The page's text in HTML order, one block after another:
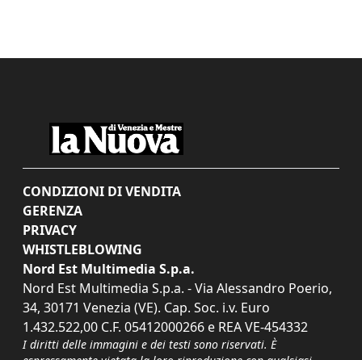
CONDIZIONI DI VENDITA
GERENZA
PRIVACY
WHISTLEBLOWING
Nord Est Multimedia S.p.a.
Nord Est Multimedia S.p.a. - Via Alessandro Poerio,
34, 30171 Venezia (VE). Cap. Soc. i.v. Euro
1.432.522,00 C.F. 05412000266 e REA VE-454332
I diritti delle immagini e dei testi sono riservati. È